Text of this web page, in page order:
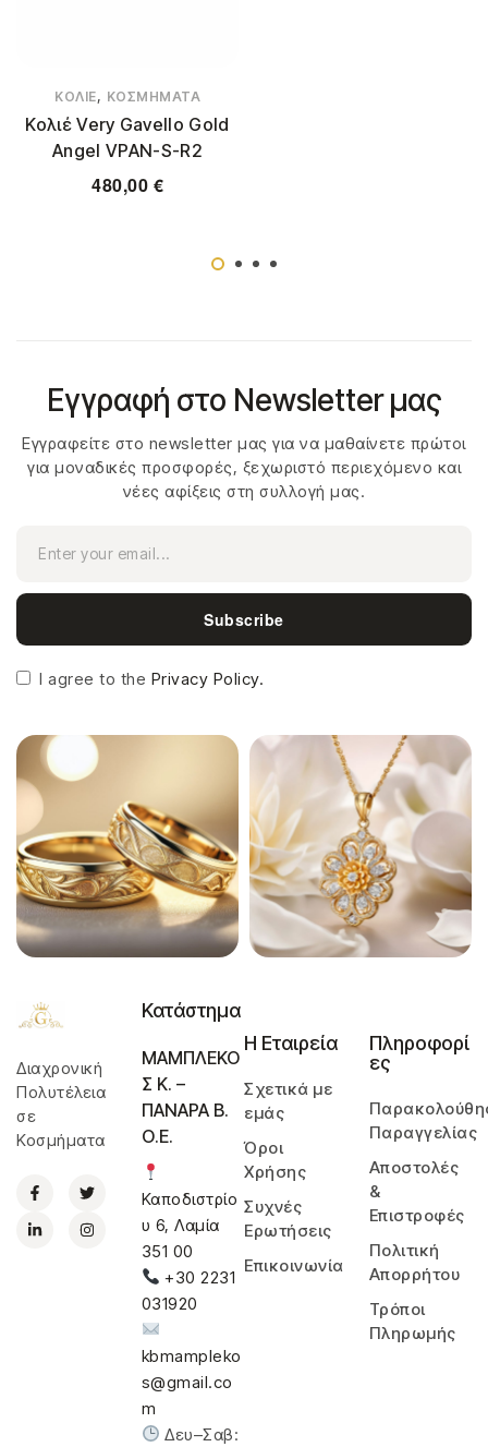
ΚΟΛΙΈ, ΚΟΣΜΉΜΑΤΑ
Κολιέ Very Gavello Gold
Angel VPAN-S-R2
480,00 €
Εγγραφή στο Newsletter μας
Εγγραφείτε στο newsletter μας για να μαθαίνετε πρώτοι
για μοναδικές προσφορές, ξεχωριστό περιεχόμενο και
νέες αφίξεις στη συλλογή μας.
Subscribe
I agree to the Privacy Policy.
Διαχρονική
Πολυτέλεια
σε
Κοσμήματα
Η Εταιρεία
Σχετικά με
εμάς
Όροι
Χρήσης
Συχνές
Ερωτήσεις
Επικοινωνία
Πληροφορί
ες
Παραγγελίας
Αποστολές
&
Επιστροφές
Πολιτική
Απορρήτου
Τρόποι
Πληρωμής
Κατάστημα
ΜΑΜΠΛΕΚΟ
Σ Κ. –
ΠΑΝΑΡΑ Β.
Ο.Ε.
Καποδιστρίο
υ 6, Λαμία
351 00
+30 2231
031920
kbmampleko
s@gmail.co
m
Δευ–Σαβ: